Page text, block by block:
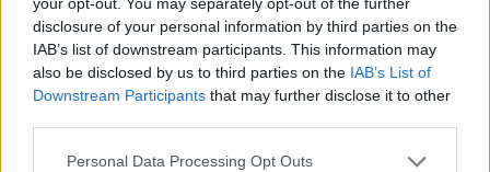
disclosure of your personal information by third parties on the
IAB’s list of downstream participants. This information may
also be disclosed by us to third parties on the IAB’s List of
Downstream Participants that may further disclose it to other
Personal Data Processing Opt Outs